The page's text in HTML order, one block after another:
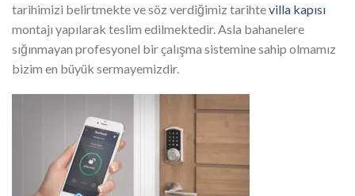
tarihimizi belirtmekte ve söz verdiğimiz tarihtevilla kapısı
montajı yapılarak teslim edilmektedir. Asla bahanelere
sığınmayan profesyonel bir çalışma sistemine sahip olmamız
bizim en büyük sermayemizdir.